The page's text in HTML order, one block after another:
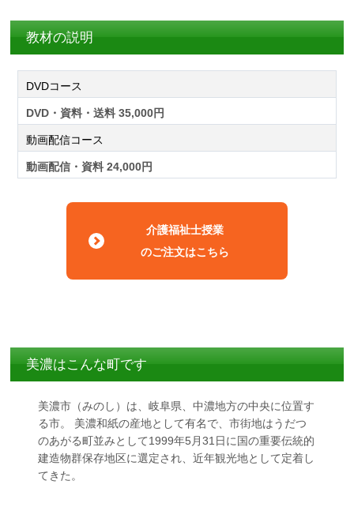
教材の説明
DVDコース
DVD・資料・送料 35,000円
動画配信コース
動画配信・資料 24,000円
介護福祉士授業
のご注文はこちら
美濃はこんな町です
美濃市（みのし）は、岐阜県、中濃地方の中央に位置す
る市。 美濃和紙の産地として有名で、市街地はうだつ
のあがる町並みとして1999年5月31日に国の重要伝統的
建造物群保存地区に選定され、近年観光地として定着し
てきた。